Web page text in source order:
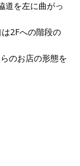
道を左に曲がっ
2Fへの階段の
のお店の形態を